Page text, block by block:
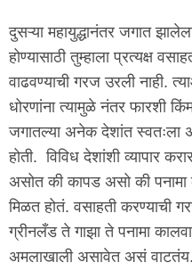
दुसऱ्या महायुद्धानंतर जगात
होण्यासाठी तुम्हाला प्रत्यक्ष
वाढवण्याची गरज उरली नाही.
धोरणांना त्यामुळे नंतर फारशी
जगातल्या अनेक देशांत
होती. विविध देशांशी व्यापार
असोत की कापड असो की पनामा
मिळत होतं. वसाहती करण्याची
ग्रीनलँड ते गाझा ते पनामा
अमलाखाली असावेत असं वाटतंय.